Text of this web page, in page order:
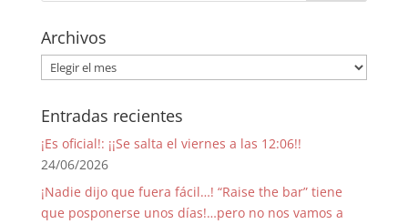
Archivos
Archivos
Entradas recientes
¡Es oficial!: ¡¡Se salta el viernes a las 12:06!!
24/06/2026
¡Nadie dijo que fuera fácil…! “Raise the bar” tiene
que posponerse unos días!…pero no nos vamos a